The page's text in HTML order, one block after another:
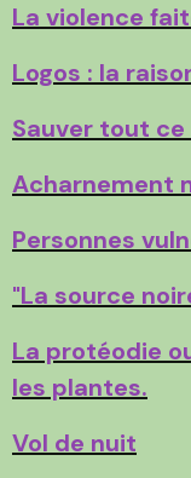
La violence
Logos : la
Sauver tout
Acharnement
Personnes
"La source
La protéodie
les plantes.
Vol de nuit